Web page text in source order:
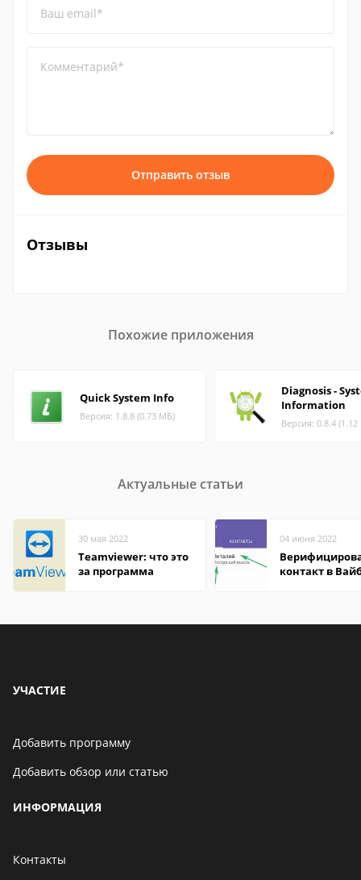
Ваш email*
Комментарий*
Отправить отзыв
Отзывы
Похожие приложения
Quick System Info
Версия: 1.8.8 (0.73 МБ)
Diagnosis -
Information
Версия: 0.8.4
Актуальные статьи
30 мая 2022
Teamviewer: что это
за программа
04 июня 2022
контакт в
УЧАСТИЕ
Добавить программу
Добавить обзор или статью
ИНФОРМАЦИЯ
Контакты